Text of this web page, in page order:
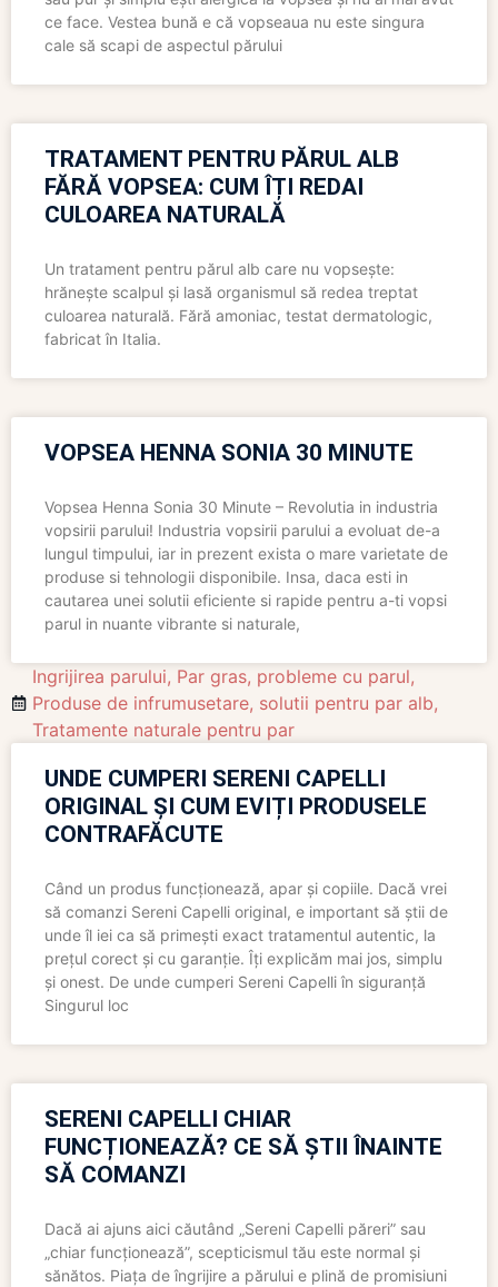
ce face. Vestea bună e că vopseaua nu este singura
cale să scapi de aspectul părului
TRATAMENT PENTRU PĂRUL ALB
FĂRĂ VOPSEA: CUM ÎȚI REDAI
CULOAREA NATURALĂ
Un tratament pentru părul alb care nu vopsește:
hrănește scalpul și lasă organismul să redea treptat
culoarea naturală. Fără amoniac, testat dermatologic,
fabricat în Italia.
VOPSEA HENNA SONIA 30 MINUTE
Vopsea Henna Sonia 30 Minute – Revolutia in industria
vopsirii parului! Industria vopsirii parului a evoluat de-a
lungul timpului, iar in prezent exista o mare varietate de
produse si tehnologii disponibile. Insa, daca esti in
cautarea unei solutii eficiente si rapide pentru a-ti vopsi
parul in nuante vibrante si naturale,
Ingrijirea parului, Par gras, probleme cu parul,
Produse de infrumusetare, solutii pentru par alb,
Tratamente naturale pentru par
UNDE CUMPERI SERENI CAPELLI
ORIGINAL ȘI CUM EVIȚI PRODUSELE
CONTRAFĂCUTE
Când un produs funcționează, apar și copiile. Dacă vrei
să comanzi Sereni Capelli original, e important să știi de
unde îl iei ca să primești exact tratamentul autentic, la
prețul corect și cu garanție. Îți explicăm mai jos, simplu
și onest. De unde cumperi Sereni Capelli în siguranță
Singurul loc
SERENI CAPELLI CHIAR
FUNCȚIONEAZĂ? CE SĂ ȘTII ÎNAINTE
SĂ COMANZI
Dacă ai ajuns aici căutând „Sereni Capelli păreri” sau
„chiar funcționează”, scepticismul tău este normal și
sănătos. Piața de îngrijire a părului e plină de promisiuni